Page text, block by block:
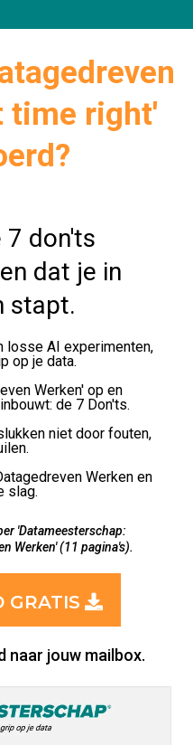
time right'
7 don'ts
dat je in
stapt.
losse AI experimenten,
op je data.
Werken' op en
de 7 Don'ts.
niet door fouten,
Werken en
slag.
'Datameesterschap:
Werken' (11 pagina's).
GRATIS
naar jouw mailbox.